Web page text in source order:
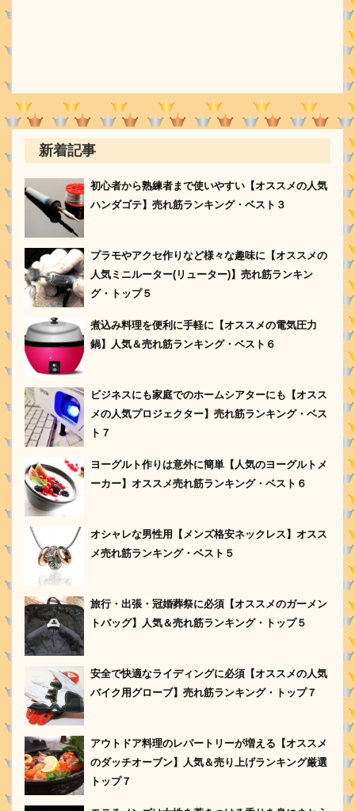
新着記事
初心者から熟練者まで使いやすい【オススメの人気
ハンダゴテ】売れ筋ランキング・ベスト３
プラモやアクセ作りなど様々な趣味に【オススメの
人気ミニルーター(リューター)】売れ筋ランキン
グ・トップ５
煮込み料理を便利に手軽に【オススメの電気圧力
鍋】人気＆売れ筋ランキング・ベスト６
ビジネスにも家庭でのホームシアターにも【オスス
メの人気プロジェクター】売れ筋ランキング・ベス
ト７
ヨーグルト作りは意外に簡単【人気のヨーグルトメ
ーカー】オススメ売れ筋ランキング・ベスト６
オシャレな男性用【メンズ格安ネックレス】オスス
メ売れ筋ランキング・ベスト５
旅行・出張・冠婚葬祭に必須【オススメのガーメン
トバッグ】人気＆売れ筋ランキング・トップ５
安全で快適なライディングに必須【オススメの人気
バイク用グローブ】売れ筋ランキング・トップ７
アウトドア料理のレパートリーが増える【オススメ
のダッチオーブン】人気＆売り上げランキング厳選
トップ７